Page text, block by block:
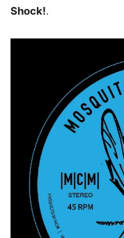
Shock!.